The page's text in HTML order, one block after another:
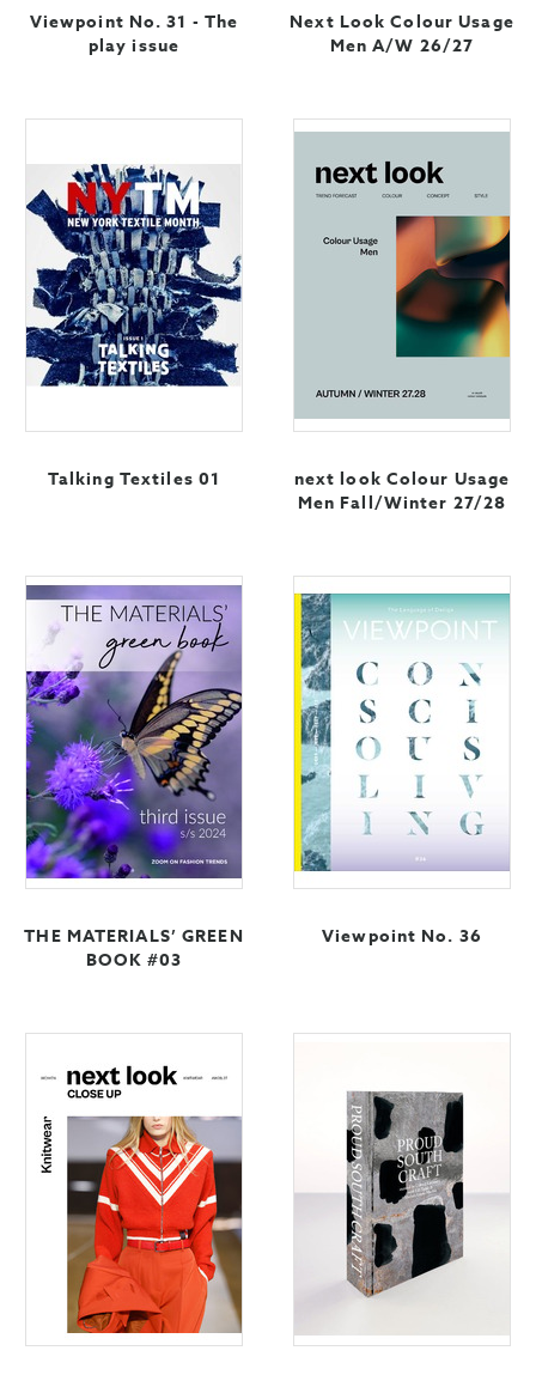
Viewpoint No. 31 - The
play issue
Next Look Colour Usage
Men A/W 26/27
Talking Textiles 01
next look Colour Usage
Men Fall/Winter 27/28
THE MATERIALS’ GREEN
BOOK #03
Viewpoint No. 36